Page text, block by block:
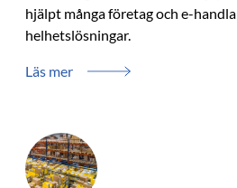
hjälpt många företag och e-
helhetslösningar.
Läs mer